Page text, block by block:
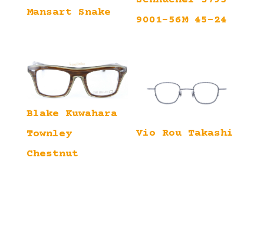
Mansart Snake
9001-56M 45-24
Blake Kuwahara
Townley
Chestnut
Vio Rou Takashi